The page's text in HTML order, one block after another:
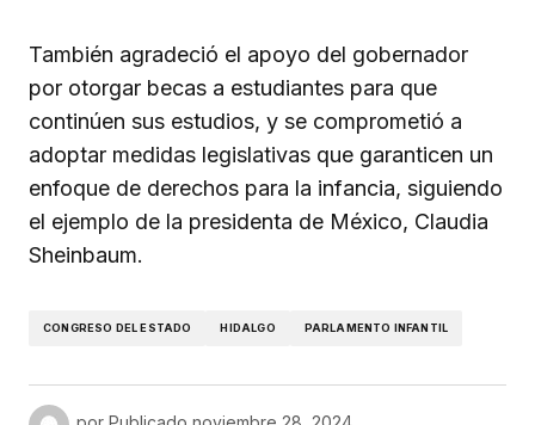
También agradeció el apoyo del gobernador
por otorgar becas a estudiantes para que
continúen sus estudios, y se comprometió a
adoptar medidas legislativas que garanticen un
enfoque de derechos para la infancia, siguiendo
el ejemplo de la presidenta de México, Claudia
Sheinbaum.
CONGRESO DEL ESTADO HIDALGO PARLAMENTO INFANTIL